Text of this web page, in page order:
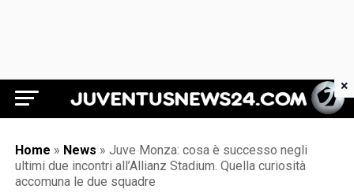
Juventus News 24
Home » News » Juve Monza: cosa è successo negli
ultimi due incontri all’Allianz Stadium. Quella curiosità
accomuna le due squadre
×